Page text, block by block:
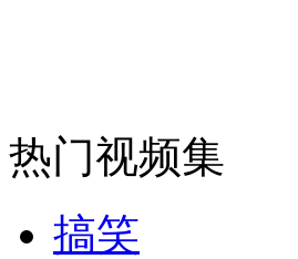
消防员救轻生者 花炮节热闹非凡
热门视频集
搞笑